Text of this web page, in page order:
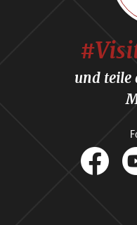
und teile